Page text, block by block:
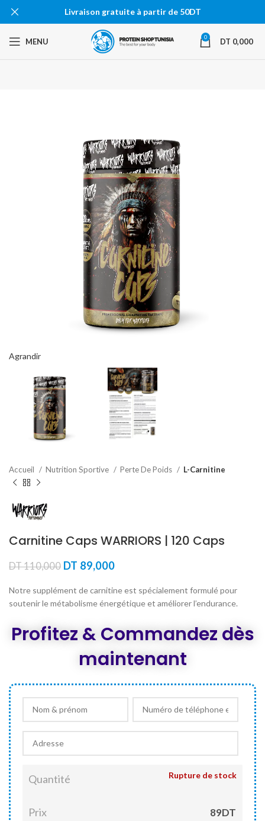
MENU 0 DT 0,000
Agrandir
Accueil Nutrition Sportive Perte De Poids L-Carnitine
Carnitine Caps WARRIORS | 120 Caps
DT110,000 Le
initial
était :
DT 89,000Le
actuel
est :
Notre supplément de carnitine est spécialement formulé pour
soutenir le métabolisme énergétique et améliorer l’endurance.
Profitez & Commandez dès
maintenant
Quantité Rupture de stock
Prix 89DT
Livraison gratuite à partir de 50DT